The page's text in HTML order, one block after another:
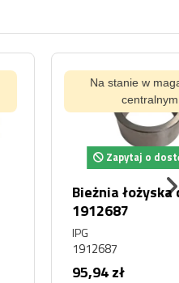
Na stanie w magazynie
Zapytaj o dostępność
Bieżnia łożyska do Cat